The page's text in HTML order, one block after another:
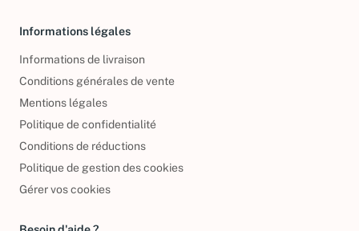
Informations légales
Informations de livraison
Conditions générales de vente
Mentions légales
Politique de confidentialité
Conditions de réductions
Politique de gestion des cookies
Gérer vos cookies